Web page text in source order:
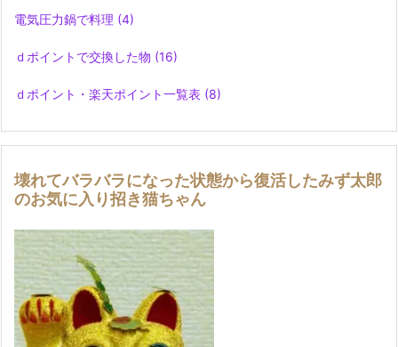
電気圧力鍋で料理 (4)
ｄポイントで交換した物 (16)
ｄポイント・楽天ポイント一覧表 (8)
壊れてバラバラになった状態から復活したみず太郎
のお気に入り招き猫ちゃん